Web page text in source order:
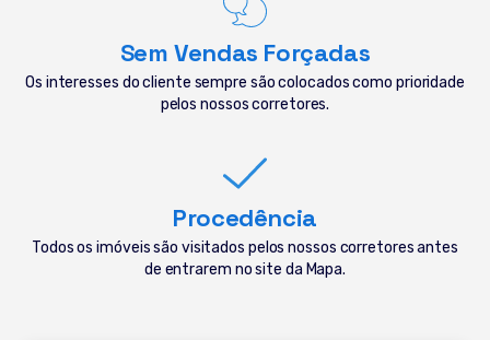
Sem Vendas Forçadas
Os interesses do cliente sempre são colocados como prioridade
pelos nossos corretores.
Procedência
Todos os imóveis são visitados pelos nossos corretores antes
de entrarem no site da Mapa.